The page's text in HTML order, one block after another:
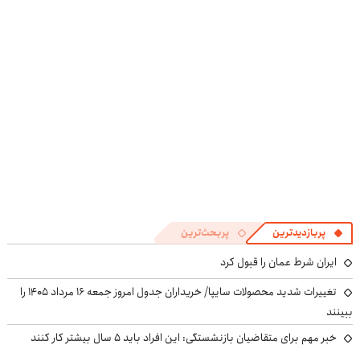
پربازدیدترین پربحث‌ترین
ایران شرط عمان را قبول کرد
تغییرات شدید محصولات سایپا/ خریداران جدول امروز جمعه ۱۶ مرداد ۱۴۰۵ را
ببینند
خبر مهم برای متقاضیان بازنشستگی: این افراد باید ۵ سال بیشتر کار کنند